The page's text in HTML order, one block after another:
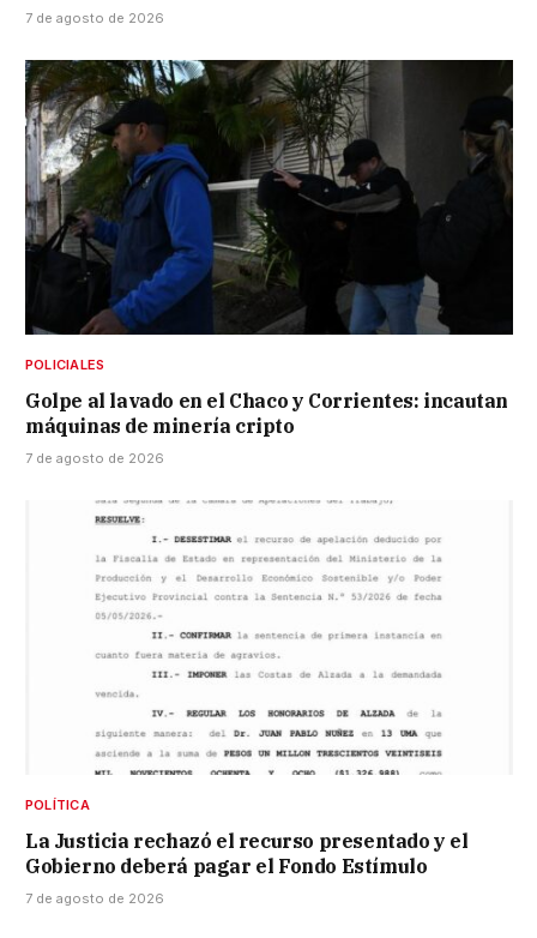
7 de agosto de 2026
POLICIALES
Golpe al lavado en el Chaco y Corrientes: incautan
máquinas de minería cripto
7 de agosto de 2026
POLÍTICA
La Justicia rechazó el recurso presentado y el
Gobierno deberá pagar el Fondo Estímulo
7 de agosto de 2026